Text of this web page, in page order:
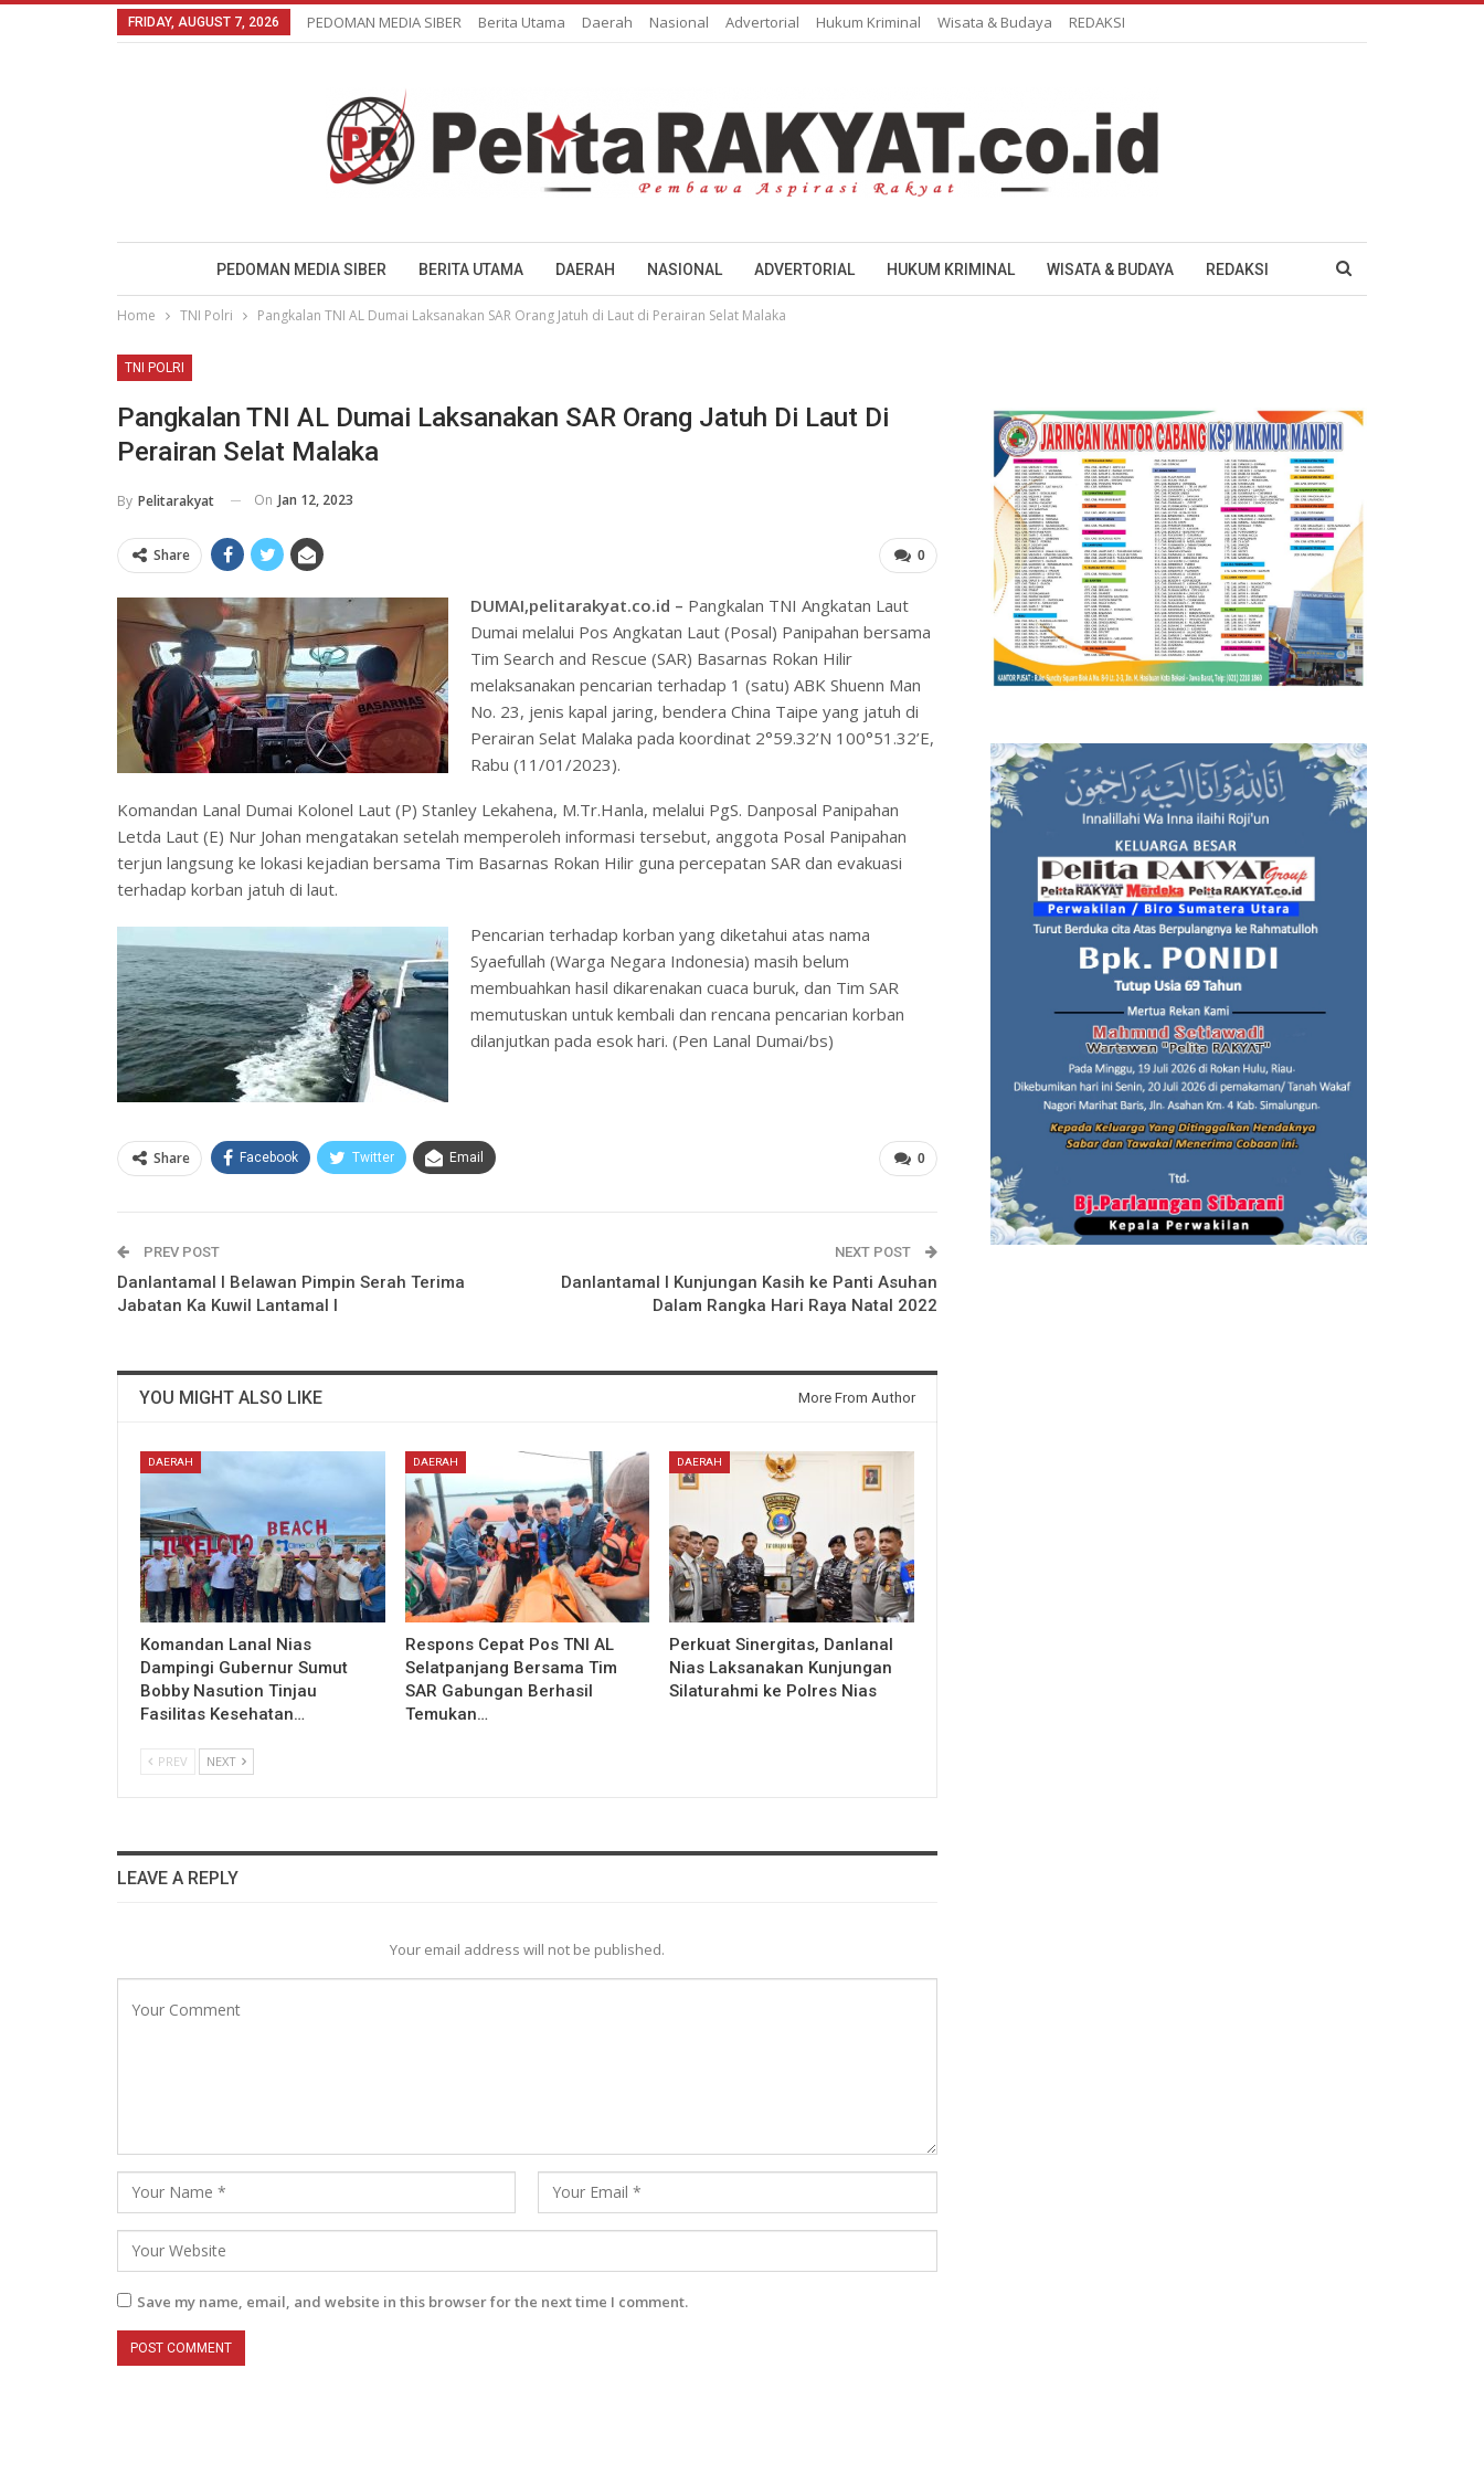
FRIDAY, AUGUST 7, 2026 PEDOMAN MEDIA SIBER Berita Utama Daerah Nasional Advertorial Hukum Kriminal Wisata & Budaya REDAKSI
PEDOMAN MEDIA SIBER BERITA UTAMA DAERAH NASIONAL ADVERTORIAL HUKUM KRIMINAL WISATA & BUDAYA REDAKSI
Home TNI Polri Pangkalan TNI AL Dumai Laksanakan SAR Orang Jatuh di Laut di Perairan Selat Malaka
TNI POLRI
Pangkalan TNI AL Dumai Laksanakan SAR Orang Jatuh Di Laut Di
Perairan Selat Malaka
By Pelitarakyat On Jan 12, 2023
0
Share
DUMAI,pelitarakyat.co.id – Pangkalan TNI Angkatan Laut
Dumai melalui Pos Angkatan Laut (Posal) Panipahan bersama
Tim Search and Rescue (SAR) Basarnas Rokan Hilir
melaksanakan pencarian terhadap 1 (satu) ABK Shuenn Man
No. 23, jenis kapal jaring, bendera China Taipe yang jatuh di
Perairan Selat Malaka pada koordinat 2°59.32’N 100°51.32’E,
Rabu (11/01/2023).
Komandan Lanal Dumai Kolonel Laut (P) Stanley Lekahena, M.Tr.Hanla, melalui PgS. Danposal Panipahan
Letda Laut (E) Nur Johan mengatakan setelah memperoleh informasi tersebut, anggota Posal Panipahan
terjun langsung ke lokasi kejadian bersama Tim Basarnas Rokan Hilir guna percepatan SAR dan evakuasi
terhadap korban jatuh di laut.
Pencarian terhadap korban yang diketahui atas nama
Syaefullah (Warga Negara Indonesia) masih belum
membuahkan hasil dikarenakan cuaca buruk, dan Tim SAR
memutuskan untuk kembali dan rencana pencarian korban
dilanjutkan pada esok hari. (Pen Lanal Dumai/bs)
0
Share Facebook Twitter Email
PREV POST
Danlantamal I Belawan Pimpin Serah Terima
Jabatan Ka Kuwil Lantamal I
NEXT POST
Danlantamal I Kunjungan Kasih ke Panti Asuhan
Dalam Rangka Hari Raya Natal 2022
YOU MIGHT ALSO LIKE More From Author
DAERAH
Komandan Lanal Nias
Dampingi Gubernur Sumut
Bobby Nasution Tinjau
Fasilitas Kesehatan…
DAERAH
Respons Cepat Pos TNI AL
Selatpanjang Bersama Tim
SAR Gabungan Berhasil
Temukan…
DAERAH
Perkuat Sinergitas, Danlanal
Nias Laksanakan Kunjungan
Silaturahmi ke Polres Nias
PREV NEXT
LEAVE A REPLY
Your email address will not be published.
Save my name, email, and website in this browser for the next time I comment.